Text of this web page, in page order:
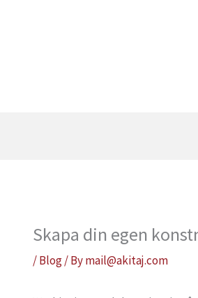
Skapa din egen
/Blog/ Bymail@akitaj.com